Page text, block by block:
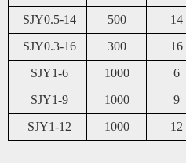
SJY0.5-14 500 14
SJY0.3-16
300 16
SJY1-6
1000 6
SJY1-9
1000 9
SJY1-12
1000 12